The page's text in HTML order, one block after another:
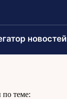
новостей
по теме: